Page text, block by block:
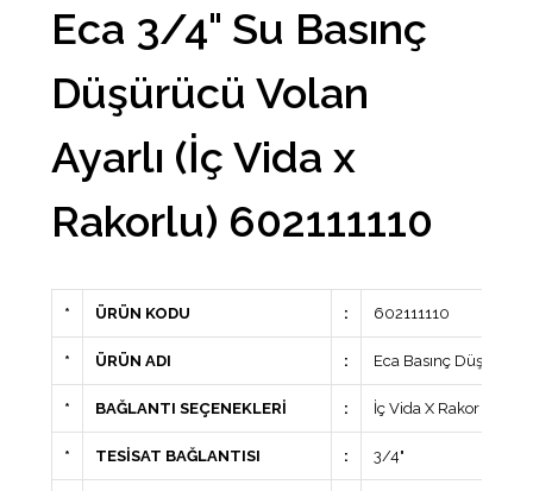
Eca 3/4" Su Basınç
Düşürücü Volan
Ayarlı (İç Vida x
Rakorlu) 602111110
* ÜRÜN KODU : 602111110
* ÜRÜN ADI : Eca Basınç Düşürücü
* BAĞLANTI SEÇENEKLERİ : İç Vida X Rakor
* TESİSAT BAĞLANTISI : 3/4"